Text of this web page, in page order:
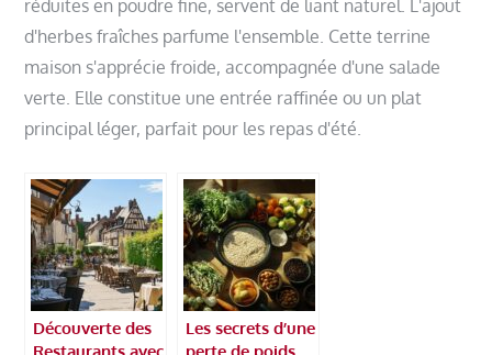
réduites en poudre fine, servent de liant naturel. L'ajout
d'herbes fraîches parfume l'ensemble. Cette terrine
maison s'apprécie froide, accompagnée d'une salade
verte. Elle constitue une entrée raffinée ou un plat
principal léger, parfait pour les repas d'été.
Découverte des
Restaurants avec
Les secrets d’une
perte de poids